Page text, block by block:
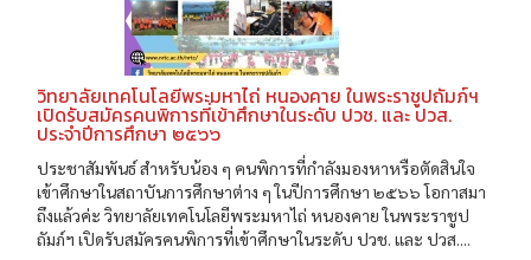
วิทยาลัยเทคโนโลยีพระมหาไถ่ หนองคาย ในพระราชูปถัมภ์ฯ
เปิดรับสมัครคนพิการที่เข้าศึกษาในระดับ ปวช. และ ปวส.
ประจำปีการศึกษา ๒๕๖๖
ประชาสัมพันธ์ สำหรับน้อง ๆ คนพิการที่กำลังมองหาหรือตัดสินใจ
เข้าศึกษาในสถาบันการศึกษาต่าง ๆ ในปีการศึกษา ๒๕๖๖ โอกาสมา
ถึงแล้วค่ะ วิทยาลัยเทคโนโลยีพระมหาไถ่ หนองคาย ในพระราชูป
ถัมภ์ฯ เปิดรับสมัครคนพิการที่เข้าศึกษาในระดับ ปวช. และ ปวส....